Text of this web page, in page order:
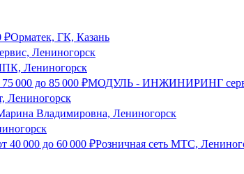
₽Орматек, ГК, Казань
Лениногорск
Лениногорск
75 000 до 85 000 ₽МОДУЛЬ - ИНЖИНИРИНГ
Лениногорск
Владимировна, Лениногорск
40 000 до 60 000 ₽Розничная сеть МТС,